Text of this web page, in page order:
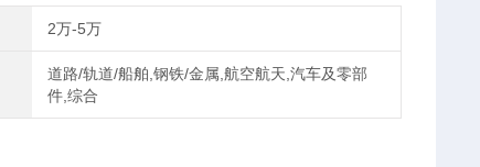
2万-5万
道路/轨道/船舶,钢铁/金属,航空航天,汽车及零部
件,综合